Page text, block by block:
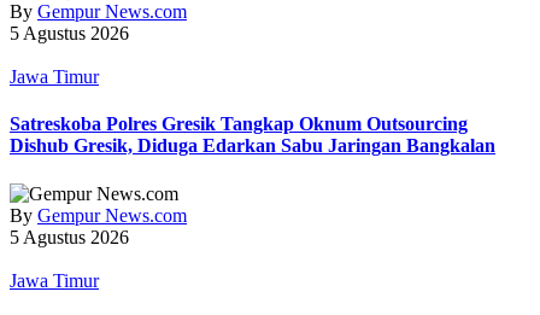
By Gempur News.com
5 Agustus 2026
Jawa Timur
Satreskoba Polres Gresik Tangkap Oknum Outsourcing
Dishub Gresik, Diduga Edarkan Sabu Jaringan Bangkalan
By Gempur News.com
5 Agustus 2026
Jawa Timur